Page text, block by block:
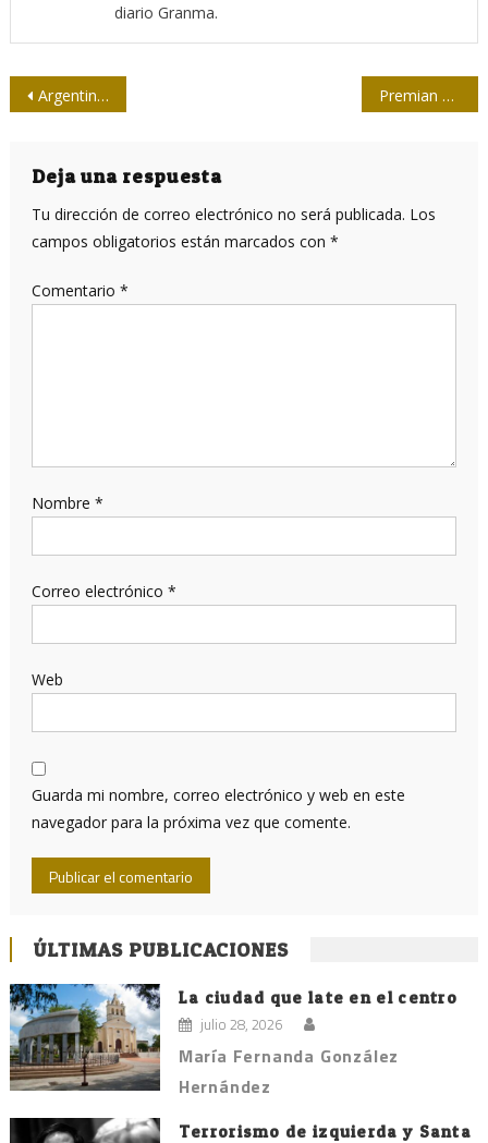
diario Granma.
Navegación
entradas
Argentina. “El plan de Milei solo cierra con represión” Premian a periodistas en Guantánamo
Deja una respuesta
Tu dirección de correo electrónico no será publicada. Los
campos obligatorios están marcados con *
Comentario *
Nombre *
Correo electrónico *
Web
Guarda mi nombre, correo electrónico y web en este
navegador para la próxima vez que comente.
ÚLTIMAS PUBLICACIONES
La ciudad que late en el centro
julio 28, 2026
María Fernanda González
Hernández
Terrorismo de izquierda y Santa